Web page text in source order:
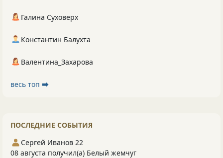
Галина Суховерх
Константин Балухта
Валентина_Захарова
весь топ ⮕
ПОСЛЕДНИЕ СОБЫТИЯ
Сергей Иванов 22
08 августа получил(а) Белый жемчуг